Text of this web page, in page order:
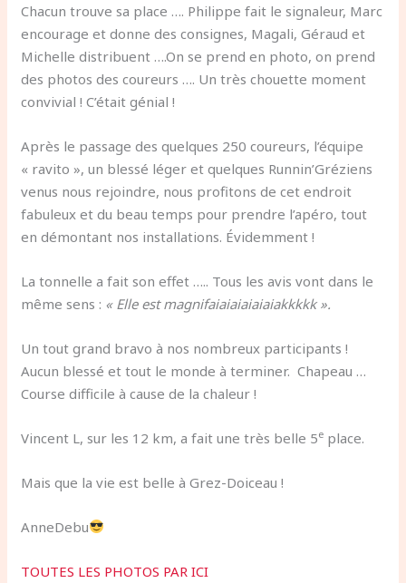
Chacun trouve sa place …. Philippe fait le signaleur, Marc
encourage et donne des consignes, Magali, Géraud et
Michelle distribuent ….On se prend en photo, on prend
des photos des coureurs …. Un très chouette moment
convivial ! C’était génial !
Après le passage des quelques 250 coureurs, l’équipe
« ravito », un blessé léger et quelques Runnin’Gréziens
venus nous rejoindre, nous profitons de cet endroit
fabuleux et du beau temps pour prendre l’apéro, tout
en démontant nos installations. Évidemment !
La tonnelle a fait son effet ….. Tous les avis vont dans le
même sens : « Elle est magnifaiaiaiaiaiaiakkkkk ».
Un tout grand bravo à nos nombreux participants !
Aucun blessé et tout le monde à terminer. Chapeau …
Course difficile à cause de la chaleur !
Vincent L, sur les 12 km, a fait une très belle 5e place.
Mais que la vie est belle à Grez-Doiceau !
AnneDebu
TOUTES LES PHOTOS PAR ICI